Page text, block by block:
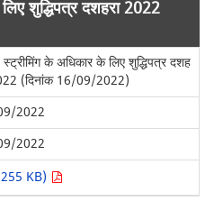
शुद्धिपत्र दशहरा 2022
स्ट्रीमिंग के अधिकार के लिए शुद्धिपत्र दशह
(दिनांक 16/09/2022)
2022
2022
KB)